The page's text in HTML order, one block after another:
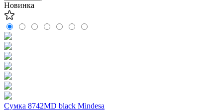
Новинка
Сумка 8742MD black Mindesa